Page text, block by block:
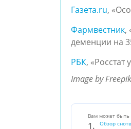
Газета.ru,
Фармвестник,
деменции на
РБК, «Росстат
Image by Freepik
Вам может быть
Обзор